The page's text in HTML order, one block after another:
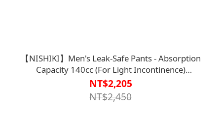
【NISHIKI】Men's Leak-Safe Pants - Absorption
Capacity 140cc (For Light Incontinence)
【D1ML7105】Caregiving Clothing /
Incontinence Solutions / Absorbent and Odor-
Eliminating to Prevent Embarrassment
NT$2,205
NT$2,450